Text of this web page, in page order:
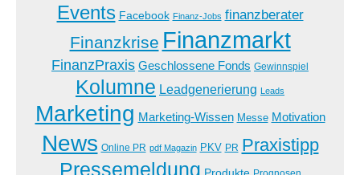
Events Facebook Finanz-Jobs finanzberater
Finanzkrise Finanzmarkt
FinanzPraxis Geschlossene Fonds Gewinnspiel
Kolumne Leadgenerierung Leads
Marketing Marketing-Wissen Messe Motivation
News Online PR pdf Magazin PKV PR Praxistipp
Pressemeldung Produkte